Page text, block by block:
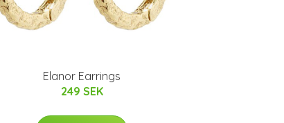
Elanor Earrings
249 SEK